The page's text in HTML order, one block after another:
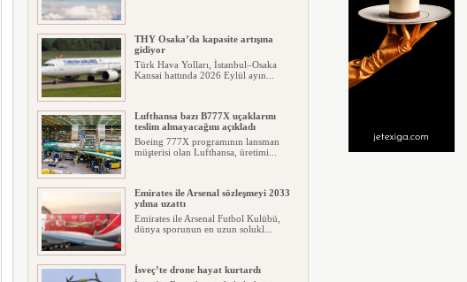
THY Osaka’da kapasite artışına
gidiyor
Türk Hava Yolları, İstanbul–Osaka
Kansai hattında 2026 Eylül ayın...
Lufthansa bazı B777X uçaklarını
teslim almayacağını açıkladı
Boeing 777X programının lansman
müşterisi olan Lufthansa, üretimi...
Emirates ile Arsenal sözleşmeyi 2033
yılına uzattı
Emirates ile Arsenal Futbol Kulübü,
dünya sporunun en uzun solukl...
İsveç’te drone hayat kurtardı